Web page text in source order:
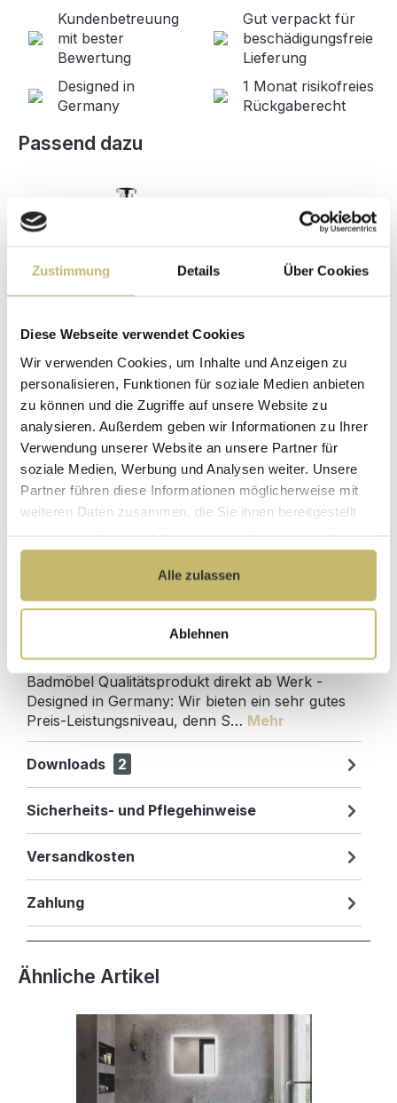
Zustimmung Details Über Cookies
Diese Webseite verwendet Cookies
Wir verwenden Cookies, um Inhalte und Anzeigen zu
personalisieren, Funktionen für soziale Medien anbieten
zu können und die Zugriffe auf unsere Website zu
analysieren. Außerdem geben wir Informationen zu Ihrer
Verwendung unserer Website an unsere Partner für
soziale Medien, Werbung und Analysen weiter. Unsere
Partner führen diese Informationen möglicherweise mit
weiteren Daten zusammen, die Sie ihnen bereitgestellt
gesammelt haben.
Alle zulassen
Ablehnen
Kundenbetreuung
mit bester
Bewertung
Gut verpackt für
beschädigungsfreie
Lieferung
Designed in
Germany
1 Monat risikofreies
Rückgaberecht
Produktgalerie überspringen
Passend dazu
Waschtisch-Anschluss Spar-Set
Sofort lieferbar 10.08-12.08.
64,90 €*
In den Warenkorb
Produktdetails
Badmöbel Qualitätsprodukt direkt ab Werk -
Designed in Germany: Wir bieten ein sehr gutes
Preis-Leistungsniveau, denn S… Mehr
Downloads 2
Sicherheits- und Pflegehinweise
Versandkosten
Zahlung
Produktgalerie überspringen
Ähnliche Artikel